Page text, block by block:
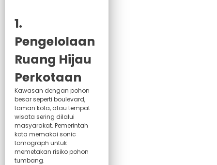
1.
Pengelolaan
Ruang Hijau
Perkotaan
Kawasan dengan pohon
besar seperti boulevard,
taman kota, atau tempat
wisata sering dilalui
masyarakat. Pemerintah
kota memakai sonic
tomograph untuk
memetakan risiko pohon
tumbang.